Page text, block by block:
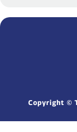
Copyright ©